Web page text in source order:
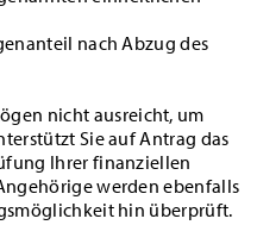
nach Abzug des
nicht ausreicht, um
Sie auf Antrag das
Ihrer finanziellen
werden ebenfalls
hin überprüft.